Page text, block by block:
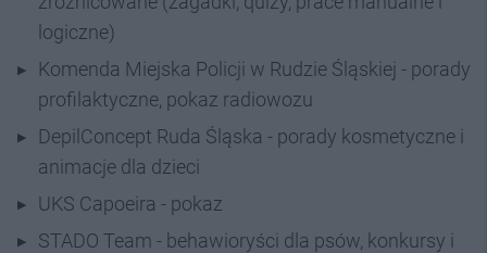
logiczne)
Komenda Miejska Policji w Rudzie Śląskiej - porady
profilaktyczne, pokaz radiowozu
DepilConcept Ruda Śląska - porady kosmetyczne i
animacje dla dzieci
UKS Capoeira - pokaz
STADO Team - behawioryści dla psów, konkursy i